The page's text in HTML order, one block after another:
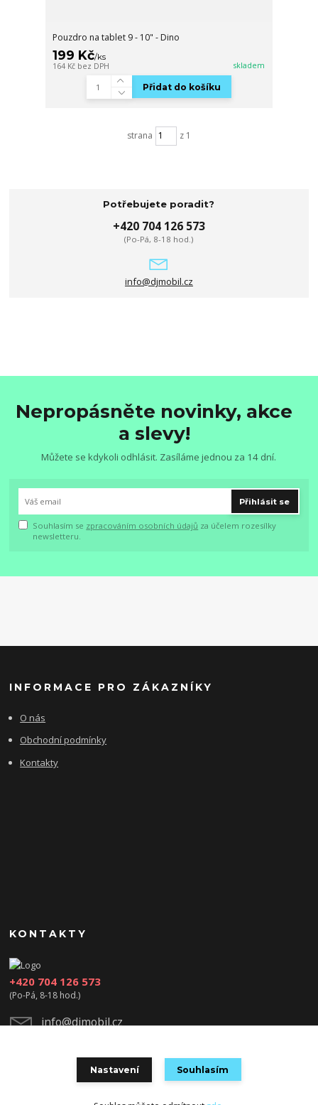
Pouzdro na tablet 9 - 10" - Dino
199 Kč/ks
164 Kč bez DPH skladem
Přidat do košíku
strana z 1
Potřebujete poradit?
+420 704 126 573
(Po-Pá, 8-18 hod.)
info@djmobil.cz
Nepropásněte novinky, akce
a slevy!
Můžete se kdykoli odhlásit. Zasíláme jednou za 14 dní.
Přihlásit se
Souhlasím se zpracováním osobních údajů za účelem rozesílky
newsletteru.
INFORMACE PRO ZÁKAZNÍKY
O nás
Obchodní podmínky
Kontakty
KONTAKTY
+420 704 126 573
(Po-Pá, 8-18 hod.)
info@djmobil.cz
Nastavení Souhlasím